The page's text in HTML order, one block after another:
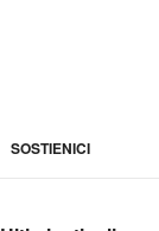
SOSTIENICI